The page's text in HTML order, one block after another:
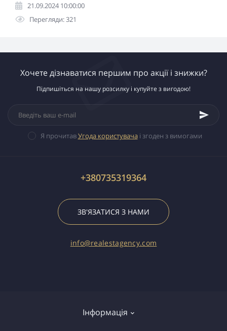
21.09.2024 10:00:00
Перегляди: 321
Хочете дізнаватися першим про акції і знижки?
Підпишіться на нашу розсилку і купуйте з вигодою!
Я прочитавУгода користувачаі згоден з вимогами
+380735319364
ЗВ'ЯЗАТИСЯ З НАМИ
info@realestagency.com
Інформація